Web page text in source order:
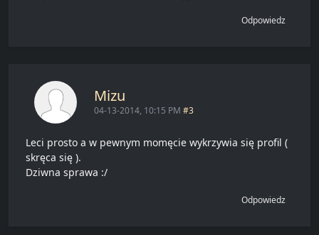
Odpowiedz
Mizu
04-13-2014, 10:15 PM #3
Leci prosto a w pewnym momęcie wykrzywia się profil (
skręca się ).
Dziwna sprawa :/
Odpowiedz